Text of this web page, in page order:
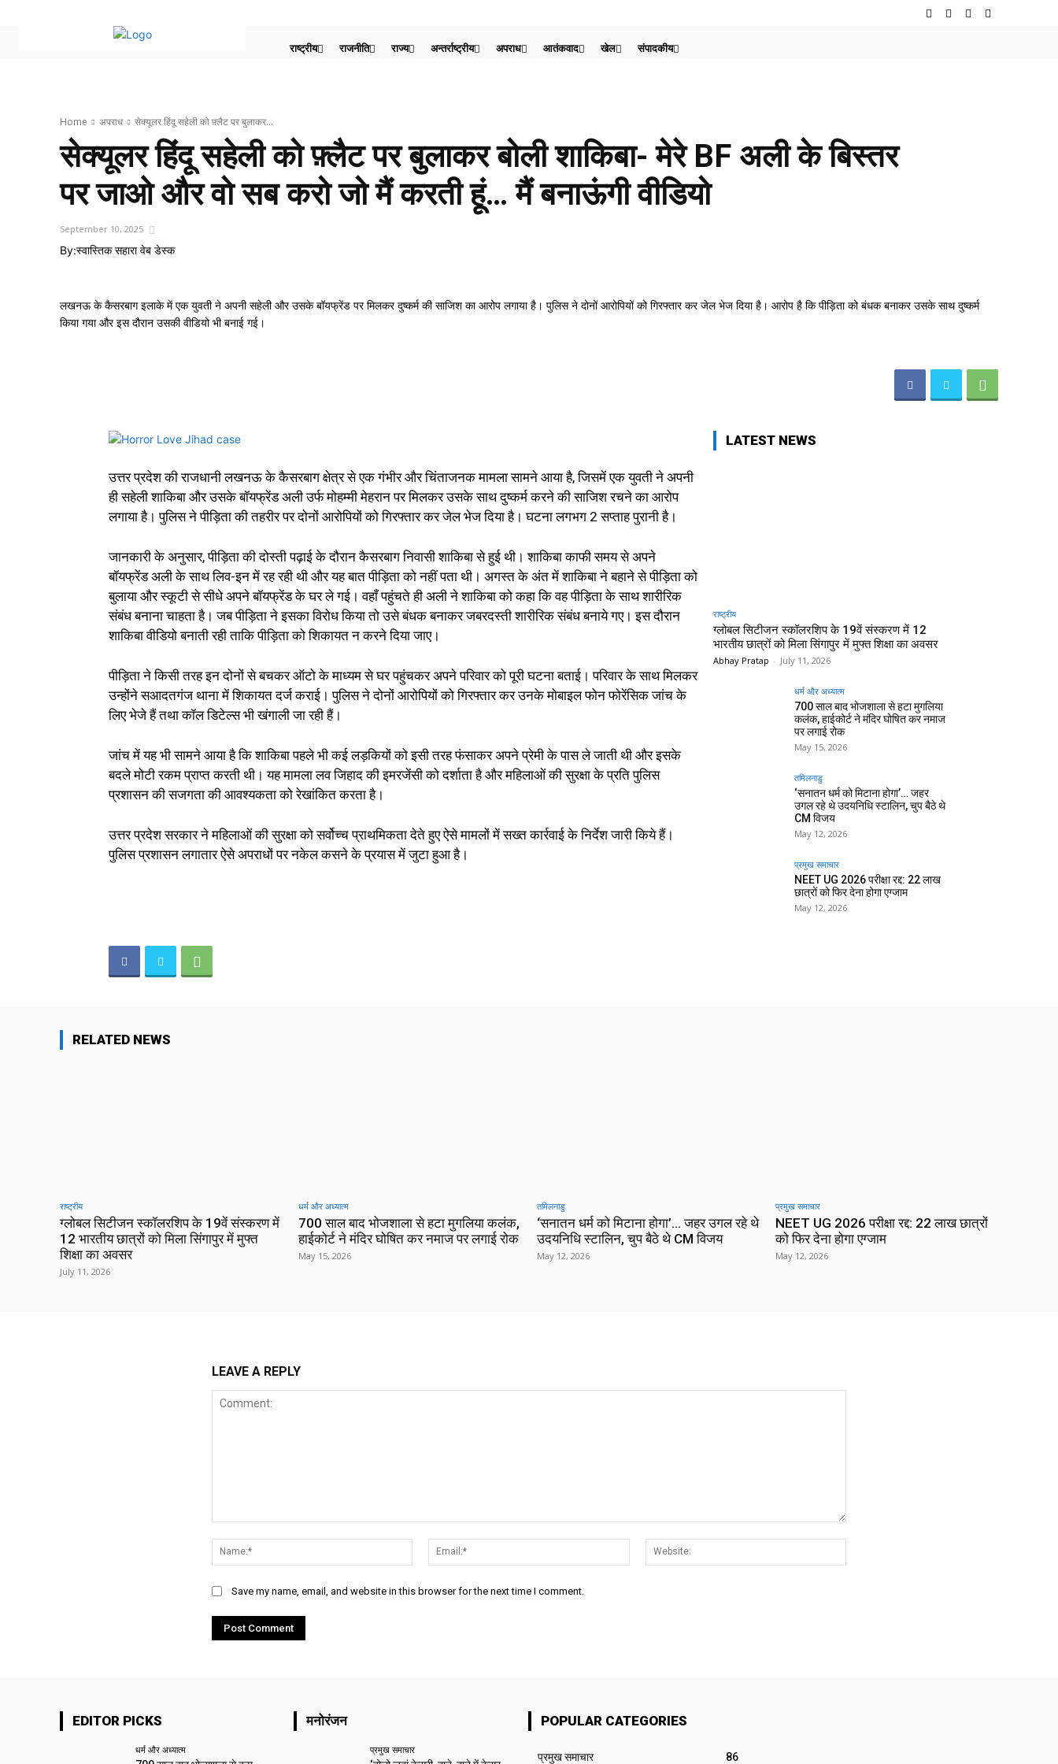
राष्ट्रीय राजनीति राज्य अन्तर्राष्ट्रीय अपराध आतंकवाद खेल संपादकीय
Home अपराध सेक्यूलर हिंदू सहेली को फ़्लैट पर बुलाकर...
सेक्यूलर हिंदू सहेली को फ़्लैट पर बुलाकर बोली शाकिबा- मेरे BF अली के बिस्तर
पर जाओ और वो सब करो जो मैं करती हूं… मैं बनाऊंगी वीडियो
September 10, 2025
By:स्वास्तिक सहारा वेब डेस्क
लखनऊ के कैसरबाग इलाके में एक युवती ने अपनी सहेली और उसके बॉयफ्रेंड पर मिलकर दुष्कर्म की साजिश का आरोप लगाया है। पुलिस ने दोनों आरोपियों को गिरफ्तार कर जेल भेज दिया है। आरोप है कि पीड़िता को बंधक बनाकर उसके साथ दुष्कर्म
किया गया और इस दौरान उसकी वीडियो भी बनाई गई।
उत्तर प्रदेश की राजधानी लखनऊ के कैसरबाग क्षेत्र से एक गंभीर और चिंताजनक मामला सामने आया है, जिसमें एक युवती ने अपनी
ही सहेली शाकिबा और उसके बॉयफ्रेंड अली उर्फ मोहम्मी मेहरान पर मिलकर उसके साथ दुष्कर्म करने की साजिश रचने का आरोप
लगाया है। पुलिस ने पीड़िता की तहरीर पर दोनों आरोपियों को गिरफ्तार कर जेल भेज दिया है। घटना लगभग 2 सप्ताह पुरानी है।
जानकारी के अनुसार, पीड़िता की दोस्ती पढ़ाई के दौरान कैसरबाग निवासी शाकिबा से हुई थी। शाकिबा काफी समय से अपने
बॉयफ्रेंड अली के साथ लिव-इन में रह रही थी और यह बात पीड़िता को नहीं पता थी। अगस्त के अंत में शाकिबा ने बहाने से पीड़िता को
बुलाया और स्कूटी से सीधे अपने बॉयफ्रेंड के घर ले गई। वहाँ पहुंचते ही अली ने शाकिबा को कहा कि वह पीड़िता के साथ शारीरिक
संबंध बनाना चाहता है। जब पीड़िता ने इसका विरोध किया तो उसे बंधक बनाकर जबरदस्ती शारीरिक संबंध बनाये गए। इस दौरान
शाकिबा वीडियो बनाती रही ताकि पीड़िता को शिकायत न करने दिया जाए।
पीड़िता ने किसी तरह इन दोनों से बचकर ऑटो के माध्यम से घर पहुंचकर अपने परिवार को पूरी घटना बताई। परिवार के साथ मिलकर
उन्होंने सआदतगंज थाना में शिकायत दर्ज कराई। पुलिस ने दोनों आरोपियों को गिरफ्तार कर उनके मोबाइल फोन फोरेंसिक जांच के
लिए भेजे हैं तथा कॉल डिटेल्स भी खंगाली जा रही हैं।
जांच में यह भी सामने आया है कि शाकिबा पहले भी कई लड़कियों को इसी तरह फंसाकर अपने प्रेमी के पास ले जाती थी और इसके
बदले मोटी रकम प्राप्त करती थी। यह मामला लव जिहाद की इमरजेंसी को दर्शाता है और महिलाओं की सुरक्षा के प्रति पुलिस
प्रशासन की सजगता की आवश्यकता को रेखांकित करता है।
उत्तर प्रदेश सरकार ने महिलाओं की सुरक्षा को सर्वोच्च प्राथमिकता देते हुए ऐसे मामलों में सख्त कार्रवाई के निर्देश जारी किये हैं।
पुलिस प्रशासन लगातार ऐसे अपराधों पर नकेल कसने के प्रयास में जुटा हुआ है।
LATEST NEWS
राष्ट्रीय
ग्लोबल सिटीजन स्कॉलरशिप के 19वें संस्करण में 12
भारतीय छात्रों को मिला सिंगापुर में मुफ्त शिक्षा का अवसर
Abhay Pratap - July 11, 2026
धर्म और अध्यात्म
700 साल बाद भोजशाला से हटा मुगलिया
कलंक, हाईकोर्ट ने मंदिर घोषित कर नमाज
पर लगाई रोक
May 15, 2026
तमिलनाडु
‘सनातन धर्म को मिटाना होगा’… जहर
उगल रहे थे उदयनिधि स्टालिन, चुप बैठे थे
CM विजय
May 12, 2026
प्रमुख समाचार‎
NEET UG 2026 परीक्षा रद्द: 22 लाख
छात्रों को फिर देना होगा एग्जाम
May 12, 2026
RELATED NEWS
राष्ट्रीय
ग्लोबल सिटीजन स्कॉलरशिप के 19वें संस्करण में
12 भारतीय छात्रों को मिला सिंगापुर में मुफ्त
शिक्षा का अवसर
July 11, 2026
धर्म और अध्यात्म
700 साल बाद भोजशाला से हटा मुगलिया कलंक,
हाईकोर्ट ने मंदिर घोषित कर नमाज पर लगाई रोक
May 15, 2026
तमिलनाडु
‘सनातन धर्म को मिटाना होगा’… जहर उगल रहे थे
उदयनिधि स्टालिन, चुप बैठे थे CM विजय
May 12, 2026
प्रमुख समाचार‎
NEET UG 2026 परीक्षा रद्द: 22 लाख छात्रों
को फिर देना होगा एग्जाम
May 12, 2026
LEAVE A REPLY
Name:*
Email:*
Save my name, email, and website in this browser for the next time I comment.
EDITOR PICKS
धर्म और अध्यात्म
मनोरंजन
प्रमुख समाचार‎
POPULAR CATEGORIES
प्रमुख समाचार‎ 86